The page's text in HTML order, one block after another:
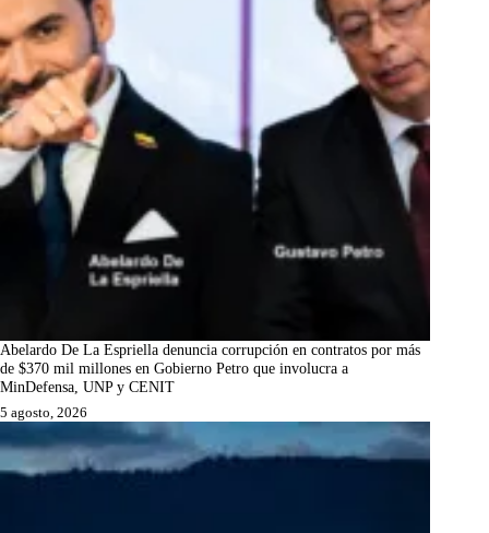
Abelardo De La Espriella denuncia corrupción en contratos por más
de $370 mil millones en Gobierno Petro que involucra a
MinDefensa, UNP y CENIT
5 agosto, 2026